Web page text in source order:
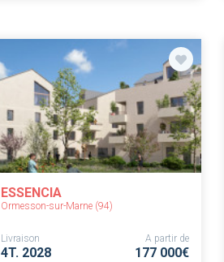
ESSENCIA
Ormesson-sur-Marne (94)
Livraison
4T. 2028
A partir de
177 000€